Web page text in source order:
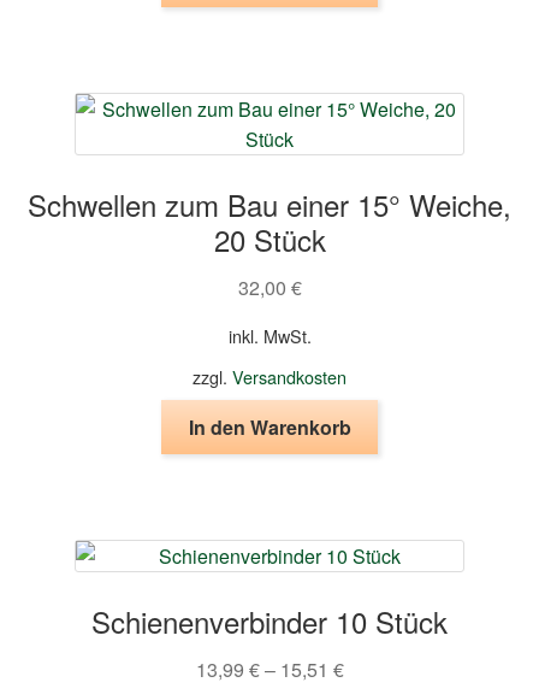
Schwellen zum Bau einer 15° Weiche,
20 Stück
32,00 €
inkl. MwSt.
zzgl. Versandkosten
In den Warenkorb
Schienenverbinder 10 Stück
13,99 €– 15,51 €